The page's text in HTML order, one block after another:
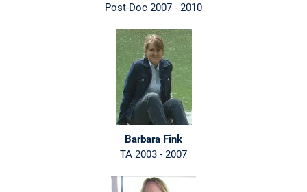
Post-Doc 2007 - 2010
Barbara Fink
TA 2003 - 2007